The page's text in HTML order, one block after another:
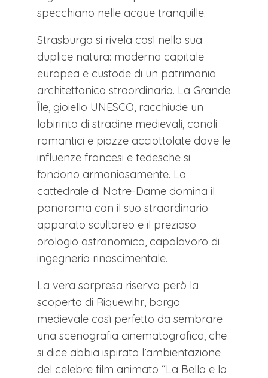
artigianato locale, decorazioni
tradizionali e specialità culinarie. Le luci
natalizie aggiungono un tocco magico,
immergendo i visitatori in un'atmosfera
fiabesca che richiama perfettamente
l'incanto del famoso cartone animato.
Riquewihr è inserito nell’elenco dei
paesini più belli di tutta la Francia, e il
tempo passerà veloce tra acquisti e
mille scatti fotografici per immortalare
questa bellezza senza tempo.
Le sue case a graticcio dai colori
pastello, i balconi fioriti e i cortili segreti
evocano immediatamente il villaggio
dove viveva Bella. L'atmosfera da
favola è palpabile tra le viuzze
acciottolate, dove ogni dettaglio parla
di una bellezza antica e ben custodita.
specchiano nelle acque tranquille.
Strasburgo si rivela così nella sua
duplice natura: moderna capitale
europea e custode di un patrimonio
architettonico straordinario. La Grande
Île, gioiello UNESCO, racchiude un
labirinto di stradine medievali, canali
romantici e piazze acciottolate dove le
influenze francesi e tedesche si
fondono armoniosamente. La
cattedrale di Notre-Dame domina il
panorama con il suo straordinario
apparato scultoreo e il prezioso
orologio astronomico, capolavoro di
ingegneria rinascimentale.
La vera sorpresa riserva però la
scoperta di Riquewihr, borgo
medievale così perfetto da sembrare
una scenografia cinematografica, che
si dice abbia ispirato l’ambientazione
del celebre film animato “La Bella e la